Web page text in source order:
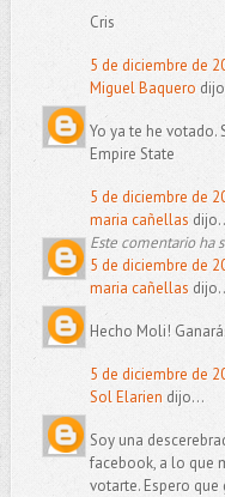
Cris
5 de diciembre de
Miguel Baquero
Yo ya te he votado.
Empire State
5 de diciembre de
maria cañellas
Este comentario ha
5 de diciembre de
maria cañellas
Hecho Moli!
5 de diciembre de
Sol Elarien dijo...
Soy una
facebook, a lo que
votarte. Espero que